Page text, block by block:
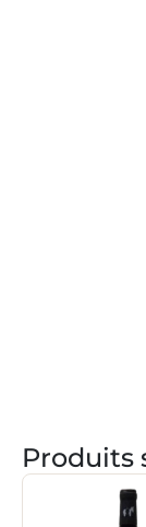
Produits